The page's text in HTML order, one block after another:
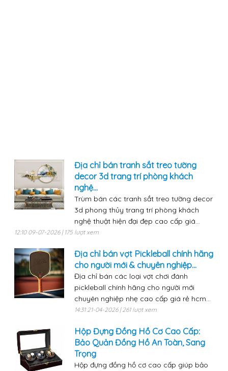
Địa chỉ bán tranh sắt treo tường
decor 3d trang trí phòng khách
nghệ...
Trùm bán các tranh sắt treo tường decor
3d phong thủy trang trí phòng khách
nghệ thuật hiện đại đẹp cao cấp giá...
12:10 09-07-2026 | 175 lượt xem
Địa chỉ bán vợt Pickleball chính hãng
cho người mới & chuyên nghiệp...
Địa chỉ bán các loại vợt chơi đánh
pickleball chính hãng cho người mới
chuyên nghiệp nhẹ cao cấp giá rẻ hcm...
14:31 21-04-2026 | 261 lượt xem
Hộp Đựng Đồng Hồ Cơ Cao Cấp:
Bảo Quản Đồng Hồ An Toàn, Sang
Trọng
Hộp đựng đồng hồ cơ cao cấp giúp bảo